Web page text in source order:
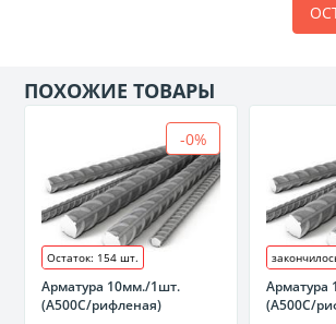
ПОХОЖИЕ ТОВАРЫ
-0%
Остаток: 154 шт.
Арматура 10мм./1шт.
(А500С/рифленая)
Арматура
(А500С/